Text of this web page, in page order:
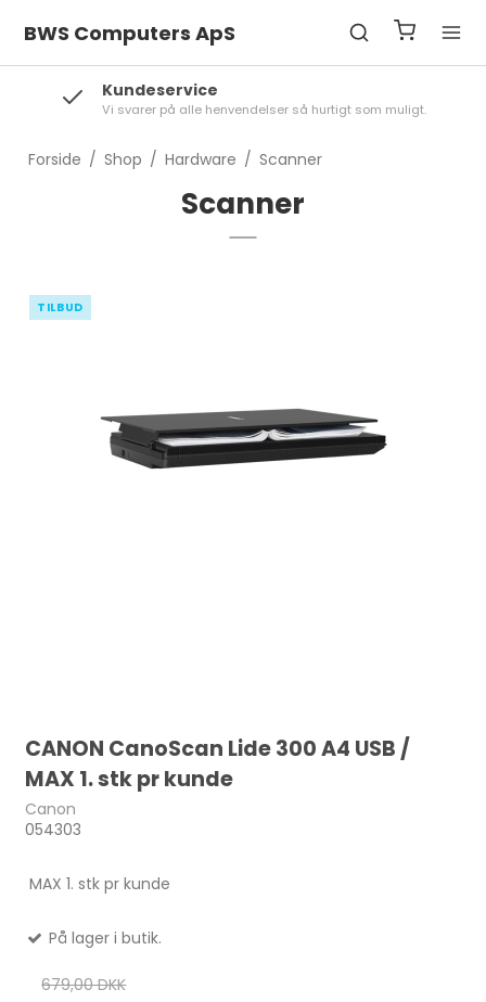
BWS Computers ApS
Kundeservice
Vi svarer på alle henvendelser så hurtigt som muligt.
Forside / Shop / Hardware / Scanner
Scanner
TILBUD
CANON CanoScan Lide 300 A4 USB /
MAX 1. stk pr kunde
Canon
054303
MAX 1. stk pr kunde
På lager i butik.
679,00 DKK